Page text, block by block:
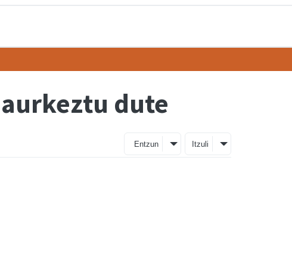
dute
Entzun Itzuli